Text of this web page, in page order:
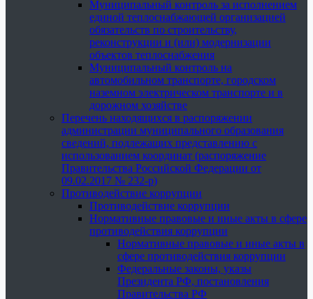
Муниципальный контроль за исполнением
единой теплоснабжающей организацией
обязательств по строительству,
реконструкции и (или) модернизации
объектов теплоснабжения
Муниципальный контроль на
автомобильном транспорте, городском
наземном электрическом транспорте и в
дорожном хозяйстве
Перечень находящихся в распоряжении
администрации муниципального образования
сведений, подлежащих представлению с
использованием координат (распоряжение
Правительства Российской Федерации от
09.02.2017 № 232-р)
Противодействие коррупции
Противодействие коррупции
Нормативные правовые и иные акты в сфере
противодействия коррупции
Нормативные правовые и иные акты в
сфере противодействия коррупции
Федеральные законы, указы
Президента РФ, постановления
Правительства РФ